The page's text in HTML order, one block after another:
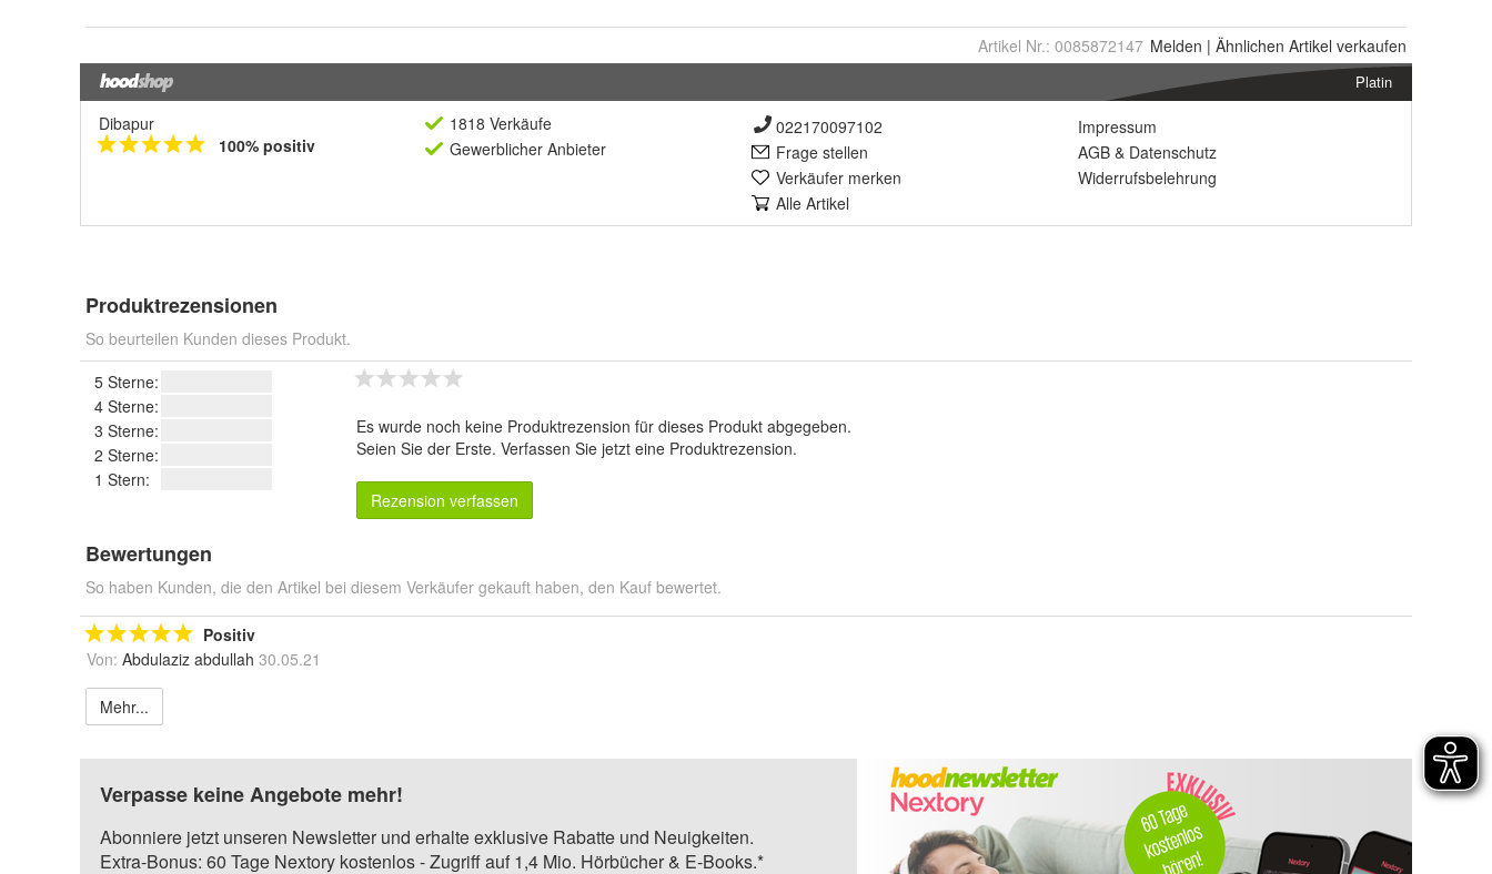
Artikel Nr.: 0085872147 Melden | Ähnlichen Artikel verkaufen
Platin
Dibapur
100% positiv
1818 Verkäufe
Gewerblicher Anbieter
022170097102
Frage stellen
Verkäufer merken
Alle Artikel
Impressum
AGB & Datenschutz
Widerrufsbelehrung
Produktrezensionen
So beurteilen Kunden dieses Produkt.
5 Sterne:
4 Sterne:
3 Sterne:
2 Sterne:
1 Stern:
Es wurde noch keine Produktrezension für dieses Produkt abgegeben.
Seien Sie der Erste. Verfassen Sie jetzt eine Produktrezension.
Rezension verfassen
Bewertungen
So haben Kunden, die den Artikel bei diesem Verkäufer gekauft haben, den Kauf bewertet.
Positiv
Von: Abdulaziz abdullah 30.05.21
Mehr...
Verpasse keine Angebote mehr!
Abonniere jetzt unseren Newsletter und erhalte exklusive Rabatte und Neuigkeiten.
Extra-Bonus: 60 Tage Nextory kostenlos - Zugriff auf 1,4 Mio. Hörbücher & E-Books.*